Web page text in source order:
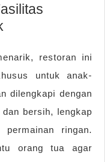
restoran ini
untuk anak-
dilengkapi dengan
bersih, lengkap
ringan.
orang tua agar